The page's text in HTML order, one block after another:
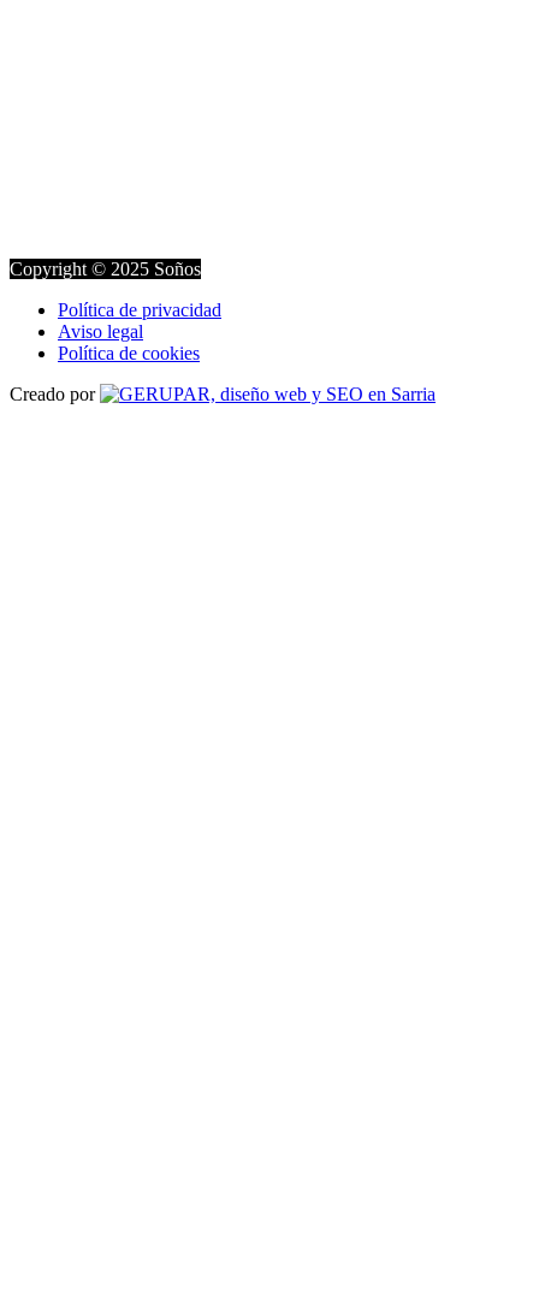
Copyright © 2025 Soños
Política de privacidad
Aviso legal
Política de cookies
Creado por